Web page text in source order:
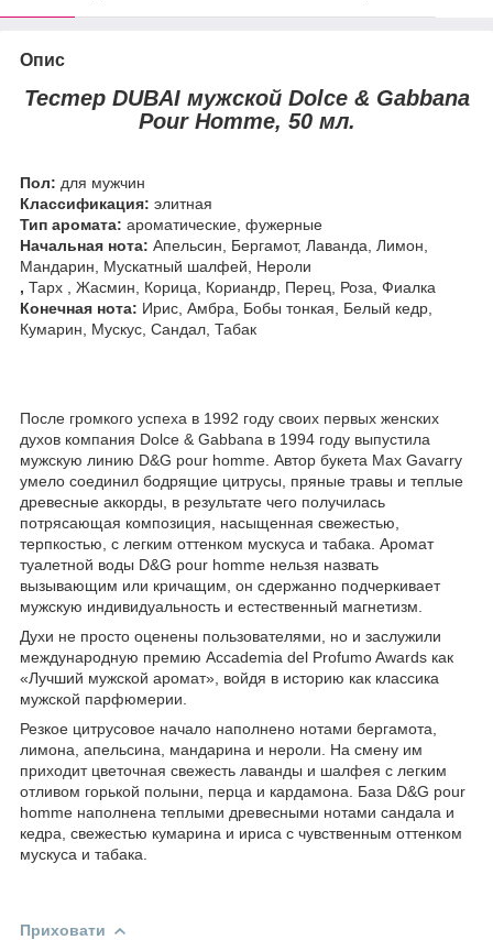
Опис
Тестер DUBAI мужской Dolce & Gabbana
Pour Homme, 50 мл.
Пол: для мужчин
Классификация: элитная
Тип аромата: ароматические, фужерные
Начальная нота: Апельсин, Бергамот, Лаванда, Лимон,
Мандарин, Мускатный шалфей, Нероли
, Тарх , Жасмин, Корица, Кориандр, Перец, Роза, Фиалка
Конечная нота: Ирис, Амбра, Бобы тонкая, Белый кедр,
Кумарин, Мускус, Сандал, Табак
После громкого успеха в 1992 году своих первых женских
духов компания Dolce & Gabbana в 1994 году выпустила
мужскую линию D&G pour homme. Автор букета Max Gavarry
умело соединил бодрящие цитрусы, пряные травы и теплые
древесные аккорды, в результате чего получилась
потрясающая композиция, насыщенная свежестью,
терпкостью, с легким оттенком мускуса и табака. Аромат
туалетной воды D&G pour homme нельзя назвать
вызывающим или кричащим, он сдержанно подчеркивает
мужскую индивидуальность и естественный магнетизм.
Духи не просто оценены пользователями, но и заслужили
международную премию Accademia del Profumo Awards как
«Лучший мужской аромат», войдя в историю как классика
мужской парфюмерии.
Резкое цитрусовое начало наполнено нотами бергамота,
лимона, апельсина, мандарина и нероли. На смену им
приходит цветочная свежесть лаванды и шалфея с легким
отливом горькой полыни, перца и кардамона. База D&G pour
homme наполнена теплыми древесными нотами сандала и
кедра, свежестью кумарина и ириса с чувственным оттенком
мускуса и табака.
Приховати